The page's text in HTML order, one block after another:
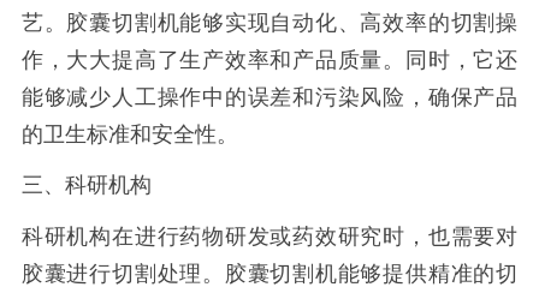
艺。胶囊切割机能够实现自动化、高效率的切割操
作，大大提高了生产效率和产品质量。同时，它还
能够减少人工操作中的误差和污染风险，确保产品
的卫生标准和安全性。
三、科研机构
科研机构在进行药物研发或药效研究时，也需要对
胶囊进行切割处理。胶囊切割机能够提供精准的切